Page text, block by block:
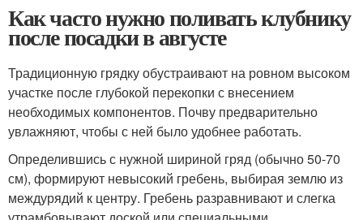
Как часто нужно поливать клубнику
после посадки в августе
Традиционную грядку обустраивают на ровном высоком
участке после глубокой перекопки с внесением
необходимых компонентов. Почву предварительно
увлажняют, чтобы с ней было удобнее работать.
Определившись с нужной шириной гряд (обычно 50-70
см), формируют невысокий гребень, выбирая землю из
междурядий к центру. Гребень разравнивают и слегка